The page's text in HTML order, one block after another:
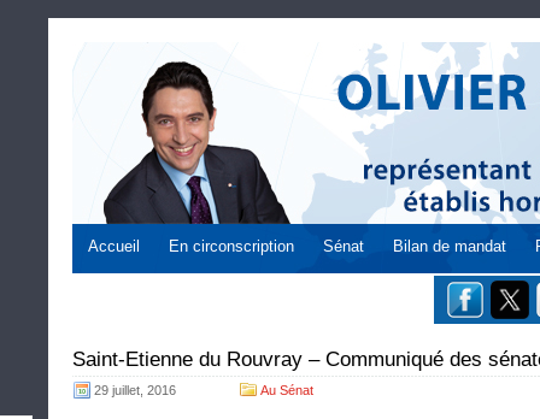
Accueil En circonscription Sénat Bilan de mandat
Saint-Etienne du Rouvray – Communiqué des
29 juillet, 2016 Au Sénat